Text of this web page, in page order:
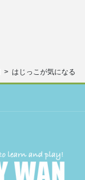
はじっこが気になる